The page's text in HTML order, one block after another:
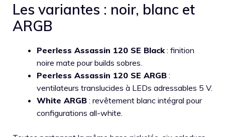
Les variantes : noir, blanc et
ARGB
Peerless Assassin 120 SE Black: finition
noire mate pour builds sobres.
Peerless Assassin 120 SE ARGB :
ventilateurs translucides à LEDs adressables 5 V.
White ARGB : revêtement blanc intégral pour
configurations all-white.